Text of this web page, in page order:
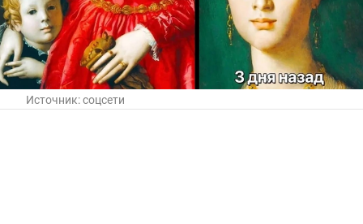
Источник:соцсети